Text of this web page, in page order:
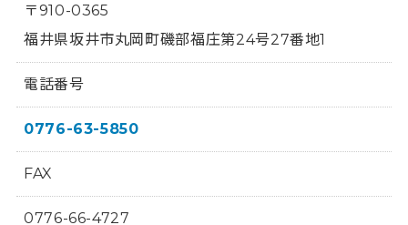
〒910-0365
福井県坂井市丸岡町磯部福庄第24号27番地1
電話番号
0776-63-5850
FAX
0776-66-4727